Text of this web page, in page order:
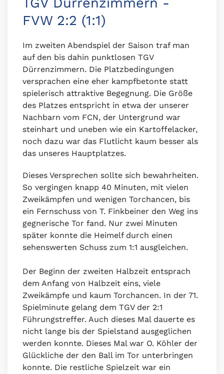
FVW 2:2 (1:1)
Im zweiten Abendspiel der Saison traf man
auf den bis dahin punktlosen TGV
Dürrenzimmern. Die Platzbedingungen
versprachen eine eher kampfbetonte statt
spielerisch attraktive Begegnung. Die Größe
des Platzes entspricht in etwa der unserer
Nachbarn vom FCN, der Untergrund war
steinhart und uneben wie ein Kartoffelacker,
noch dazu war das Flutlicht kaum besser als
das unseres Hauptplatzes.
Dieses Versprechen sollte sich bewahrheiten.
So vergingen knapp 40 Minuten, mit vielen
Zweikämpfen und wenigen Torchancen, bis
ein Fernschuss von T. Finkbeiner den Weg ins
gegnerische Tor fand. Nur zwei Minuten
später konnte die Heimelf durch einen
sehenswerten Schuss zum 1:1 ausgleichen.
Der Beginn der zweiten Halbzeit entsprach
dem Anfang von Halbzeit eins, viele
Zweikämpfe und kaum Torchancen. In der 71.
Spielminute gelang dem TGV der 2:1
Führungstreffer. Auch dieses Mal dauerte es
nicht lange bis der Spielstand ausgeglichen
werden konnte. Dieses Mal war O. Köhler der
Glückliche der den Ball im Tor unterbringen
konnte. Die restliche Spielzeit war ein